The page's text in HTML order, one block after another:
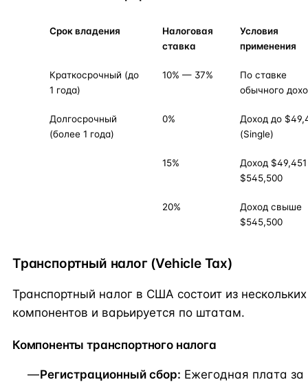
Срок владения
Налоговая
ставка
Условия
применения
Краткосрочный (до
1 года)
10% — 37%
По ставке
обычного
Долгосрочный
(более 1 года)
0%
Доход до
(Single)
15%
Доход
$545,500
20%
Доход свыше
$545,500
Транспортный налог (Vehicle Tax)
Транспортный налог в США состоит из нескольких
компонентов и варьируется по штатам.
Компоненты транспортного налога
Регистрационный сбор: Ежегодная плата за